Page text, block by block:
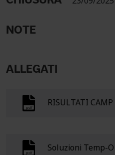
NOTE
ALLEGATI
RISULTATI
Soluzioni Temp-O